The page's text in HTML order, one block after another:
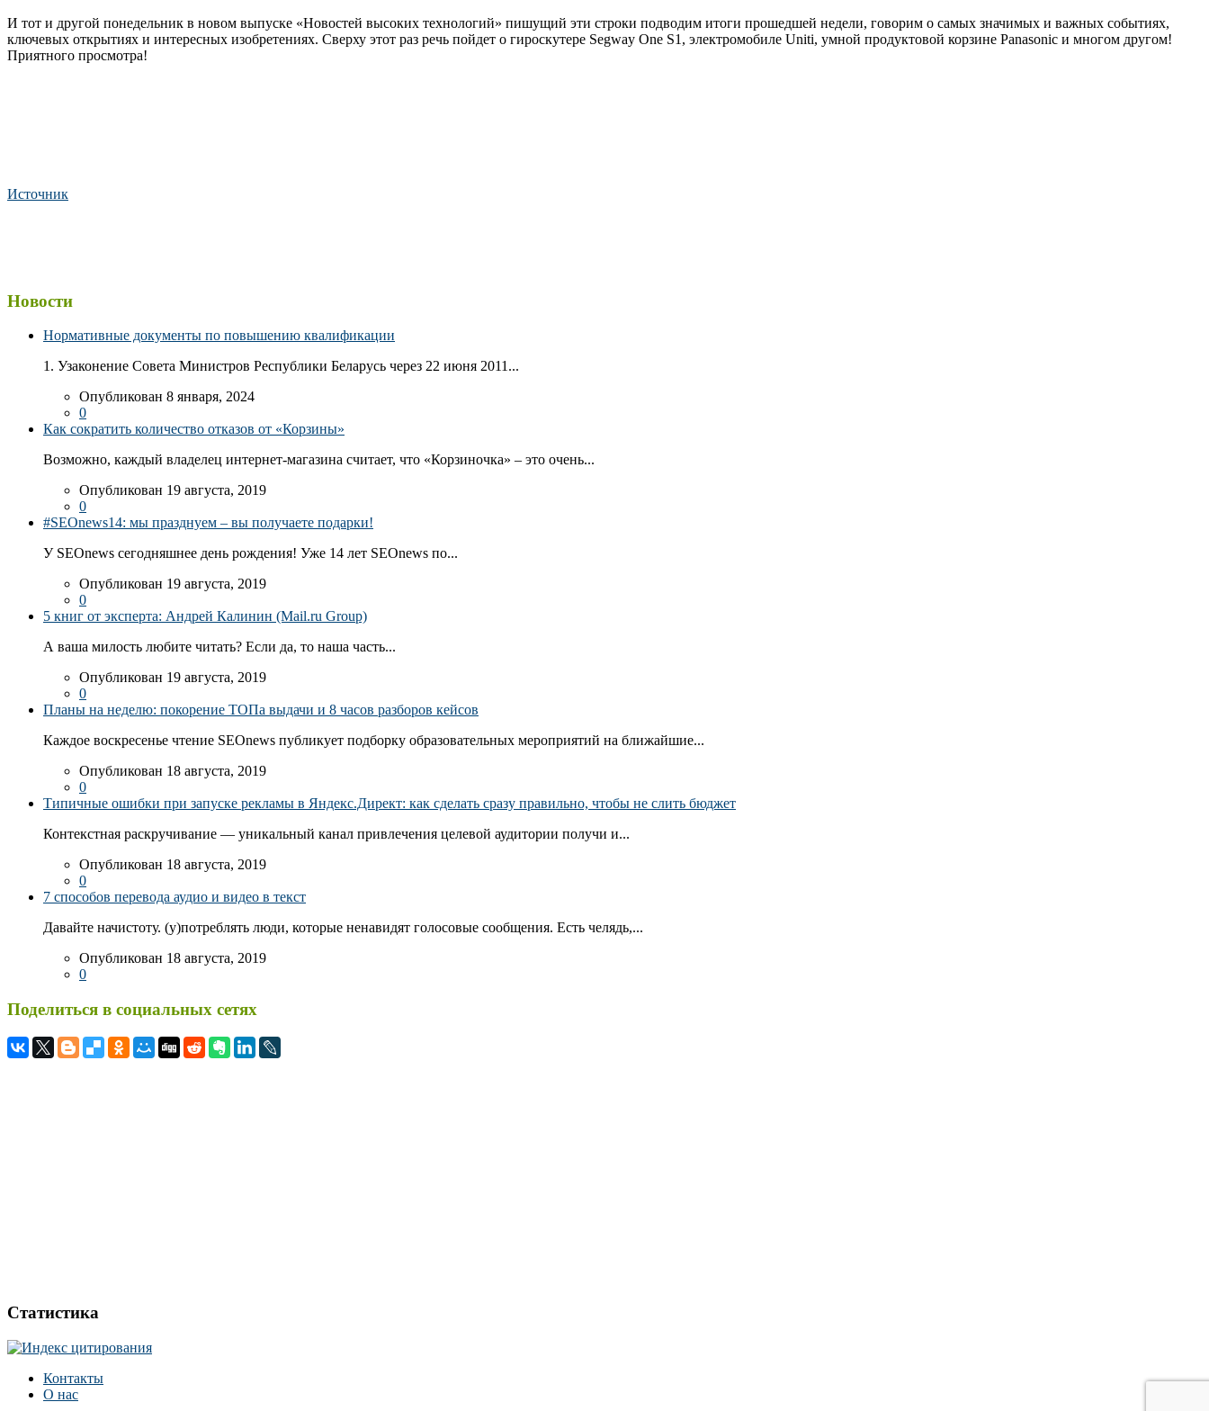
И тот и другой понедельник в новом выпуске «Новостей высоких технологий» пишущий эти строки подводим итоги прошедшей недели, говорим о самых значимых и важных событиях,
ключевых открытиях и интересных изобретениях. Сверху этот раз речь пойдет о гироскутере Segway One S1, электромобиле Uniti, умной продуктовой корзине Panasonic и многом другом!
Приятного просмотра!
Источник
Новости
Нормативные документы по повышению квалификации
1. Узаконение Совета Министров Республики Беларусь через 22 июня 2011...
Опубликован 8 января, 2024
0
Как сократить количество отказов от «Корзины»
Возможно, каждый владелец интернет-магазина считает, что «Корзиночка» – это очень...
Опубликован 19 августа, 2019
0
#SEOnews14: мы празднуем – вы получаете подарки!
У SEOnews сегодняшнее день рождения! Уже 14 лет SEOnews по...
Опубликован 19 августа, 2019
0
5 книг от эксперта: Андрей Калинин (Mail.ru Group)
А ваша милость любите читать? Если да, то наша часть...
Опубликован 19 августа, 2019
0
Планы на неделю: покорение ТОПа выдачи и 8 часов разборов кейсов
Каждое воскресенье чтение SEOnews публикует подборку образовательных мероприятий на ближайшие...
Опубликован 18 августа, 2019
0
Типичные ошибки при запуске рекламы в Яндекс.Директ: как сделать сразу правильно, чтобы не слить бюджет
Контекстная раскручивание — уникальный канал привлечения целевой аудитории получи и...
Опубликован 18 августа, 2019
0
7 способов перевода аудио и видео в текст
Давайте начистоту. (у)потреблять люди, которые ненавидят голосовые сообщения. Есть челядь,...
Опубликован 18 августа, 2019
0
Поделиться в социальных сетях
Статистика
Контакты
О нас